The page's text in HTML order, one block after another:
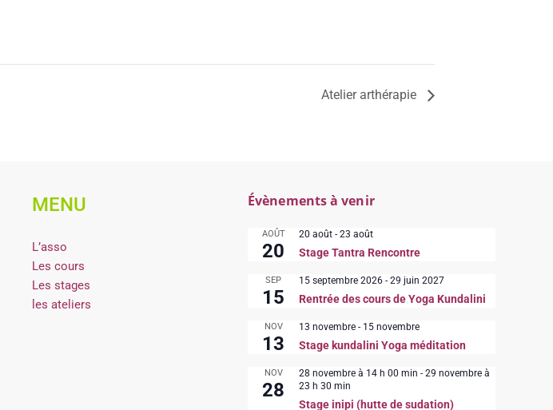
Atelier arthérapie
MENU
L’asso
Les cours
Les stages
les ateliers
Évènements à venir
AOÛT
20
20 août - 23 août
Stage Tantra Rencontre
SEP
15
15 septembre 2026 - 29 juin 2027
Rentrée des cours de Yoga Kundalini
NOV
13
13 novembre - 15 novembre
Stage kundalini Yoga méditation
NOV
28
28 novembre à 14 h 00 min - 29 novembre à
23 h 30 min
Stage inipi (hutte de sudation)